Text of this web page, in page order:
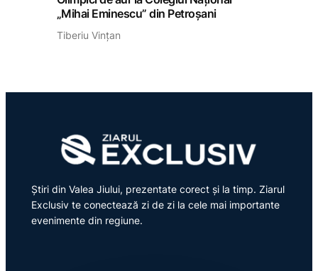
„Mihai Eminescu” din Petroșani
Tiberiu Vințan
Știri din Valea Jiului, prezentate corect și la timp. Ziarul
Exclusiv te conectează zi de zi la cele mai importante
evenimente din regiune.